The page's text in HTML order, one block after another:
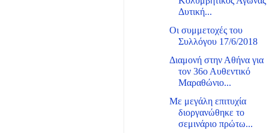
Δυτική...
Οι συμμετοχές του
Συλλόγου 17/6/2018
Διαμονή στην Αθήνα για
τον 36ο Αυθεντικό
Μαραθώνιο...
Με μεγάλη επιτυχία
διοργανώθηκε το
σεμινάριο πρώτω...